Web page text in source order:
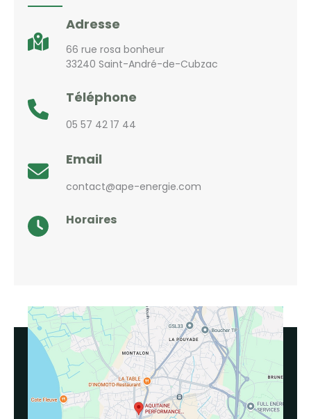
Adresse
66 rue rosa bonheur
33240 Saint-André-de-Cubzac
Téléphone
05 57 42 17 44
Email
contact@ape-energie.com
Horaires